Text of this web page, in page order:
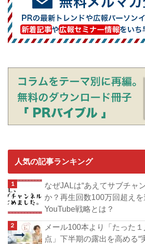
人気の記事ランキング
なぜJALは“あえてサブチャ
か？再生回数100万回超え
YouTube戦略とは？
メール100本より「たった
点」下半期の露出を高める“